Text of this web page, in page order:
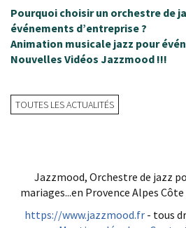
Pourquoi choisir un orchestre de
événements d’entreprise ?
Animation musicale jazz pour
Nouvelles Vidéos Jazzmood !!!
TOUTES LES ACTUALITÉS
Jazzmood, Orchestre de jazz
mariages...en Provence Alpes
https://www.jazzmood.fr - tous